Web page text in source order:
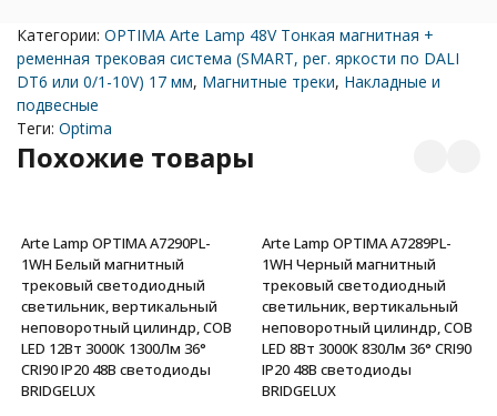
Категории: OPTIMA Arte Lamp 48V Тонкая магнитная +
ременная трековая система (SMART, рег. яркости по DALI
DT6 или 0/1-10V) 17 мм, Магнитные треки, Накладные и
подвесные
Теги: Optima
Похожие товары
Arte Lamp OPTIMA A7290PL-
1WH Белый магнитный
трековый светодиодный
светильник, вертикальный
неповоротный цилиндр, COB
LED 12Вт 3000К 1300Лм 36°
CRI90 IP20 48В светодиоды
BRIDGELUX
Arte Lamp OPTIMA A7289PL-
1WH Черный магнитный
трековый светодиодный
светильник, вертикальный
неповоротный цилиндр, COB
LED 8Вт 3000К 830Лм 36° CRI90
IP20 48В светодиоды
BRIDGELUX